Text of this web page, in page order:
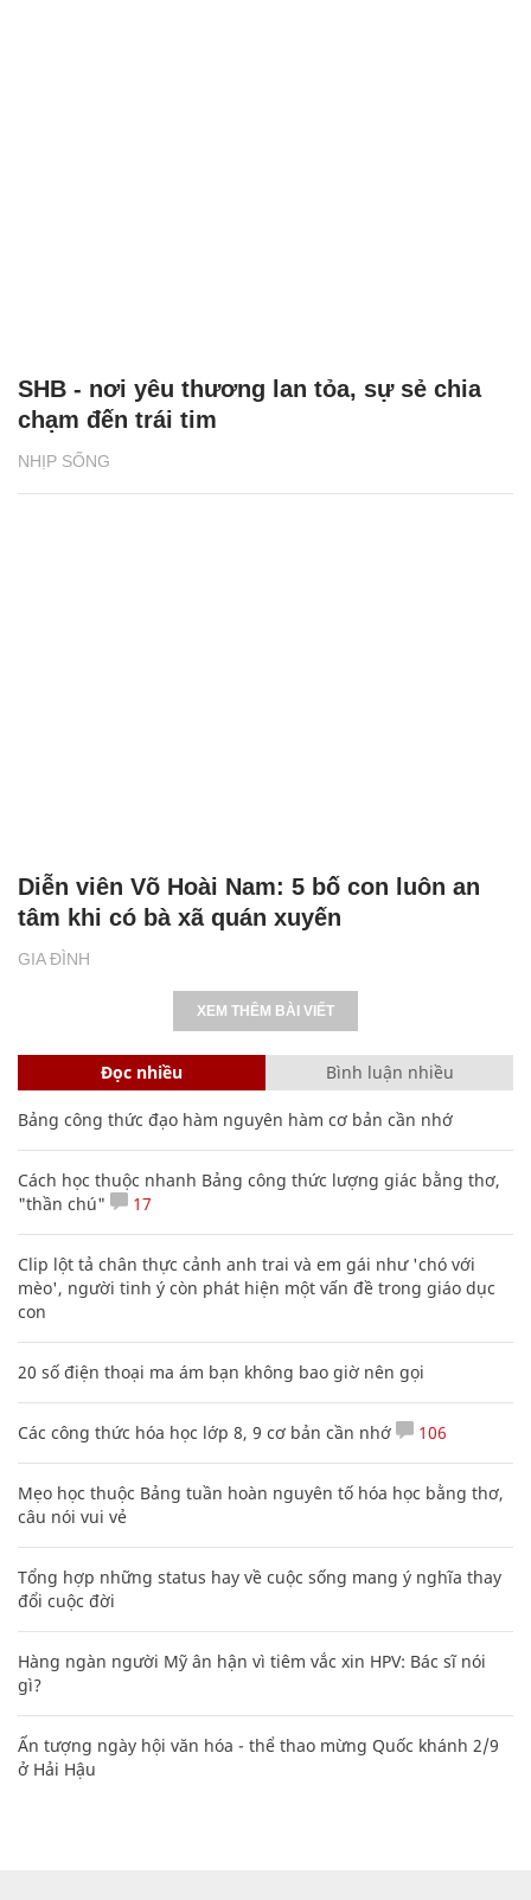
NHỊP SỐNG
SHB - nơi yêu thương lan tỏa, sự sẻ chia
chạm đến trái tim
GIA ĐÌNH
Diễn viên Võ Hoài Nam: 5 bố con luôn an
tâm khi có bà xã quán xuyến
XEM THÊM BÀI VIẾT
Đọc nhiều Bình luận nhiều
Bảng công thức đạo hàm nguyên hàm cơ bản cần nhớ
Cách học thuộc nhanh Bảng công thức lượng giác bằng thơ,
"thần chú"
17
Clip lột tả chân thực cảnh anh trai và em gái như 'chó với
mèo', người tinh ý còn phát hiện một vấn đề trong giáo dục
con
20 số điện thoại ma ám bạn không bao giờ nên gọi
Các công thức hóa học lớp 8, 9 cơ bản cần nhớ 106
Mẹo học thuộc Bảng tuần hoàn nguyên tố hóa học bằng thơ,
câu nói vui vẻ
Tổng hợp những status hay về cuộc sống mang ý nghĩa thay
đổi cuộc đời
Hàng ngàn người Mỹ ân hận vì tiêm vắc xin HPV: Bác sĩ nói
gì?
Ấn tượng ngày hội văn hóa - thể thao mừng Quốc khánh 2/9
ở Hải Hậu